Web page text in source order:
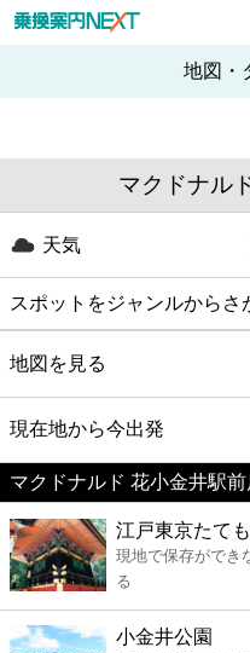
地図・
マクドナル
天気
スポットをジャンルからさ
グルメ
映画
美容
コンビニ
薬局
地図を見る
現在地から今出発
マクドナルド 花小金井駅
江戸東京たて
現地で保存ができ
る
小金井公園